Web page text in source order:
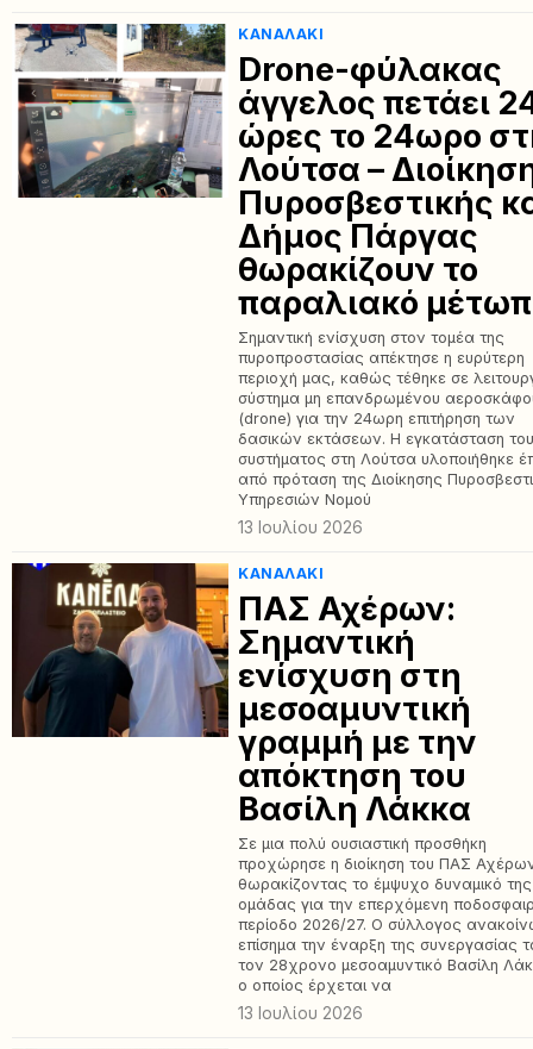
ΚΑΝΑΛΆΚΙ
Drone-φύλακας
άγγελος πετάει
ώρες το 24ωρο
Λούτσα –
Πυροσβεστικής
Δήμος Πάργας
θωρακίζουν το
παραλιακό
Σημαντική ενίσχυση στον τομέα της
πυροπροστασίας απέκτησε η ευρύτερη
περιοχή μας, καθώς τέθηκε σε
σύστημα μη επανδρωμένου
(drone) για την 24ωρη επιτήρηση των
δασικών εκτάσεων. Η εγκατάσταση
συστήματος στη Λούτσα υλοποιήθηκε
από πρόταση της Διοίκησης
Υπηρεσιών Νομού
13 Ιουλίου 2026
ΚΑΝΑΛΆΚΙ
ΠΑΣ Αχέρων:
Σημαντική
ενίσχυση στη
μεσοαμυντική
γραμμή με την
απόκτηση του
Βασίλη Λάκκα
Σε μια πολύ ουσιαστική προσθήκη
προχώρησε η διοίκηση του ΠΑΣ
θωρακίζοντας το έμψυχο δυναμικό της
ομάδας για την επερχόμενη
περίοδο 2026/27. Ο σύλλογος
επίσημα την έναρξη της συνεργασίας
τον 28χρονο μεσοαμυντικό Βασίλη
ο οποίος έρχεται να
13 Ιουλίου 2026